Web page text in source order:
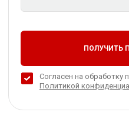
ПОЛУЧИТЬ
Согласен на обработку
Политикой